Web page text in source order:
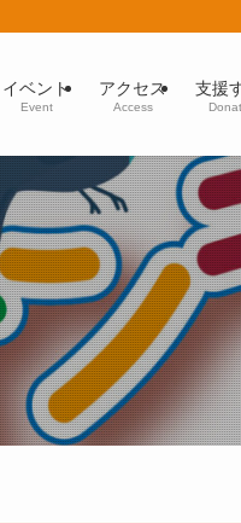
イベント
Event
アクセス
Access
支援